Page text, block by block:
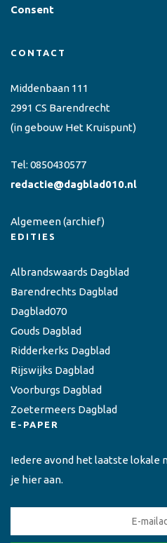
Consent
CONTACT
Middenbaan 111
2991 CS Barendrecht
(in gebouw Het Kruispunt)
Tel: 0850430577
redactie@dagblad010.nl
Algemeen(archief)
EDITIES
Albrandswaards Dagblad
Barendrechts Dagblad
Dagblad070
Gouds Dagblad
Ridderkerks Dagblad
Rijswijks Dagblad
Voorburgs Dagblad
Zoetermeers Dagblad
E-PAPER
Iedere avond het laatste lokale
je hier aan.